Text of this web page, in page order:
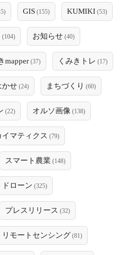
GIS (155) KUMIKI (53)
(104) お知らせ (40)
mapper (37) くみきトレ (17)
かせ (24) まちづくり (60)
(22) オルソ画像 (138)
イマティクス (79)
スマート農業 (148)
ドローン (325)
プレスリリース (32)
リモートセンシング (81)